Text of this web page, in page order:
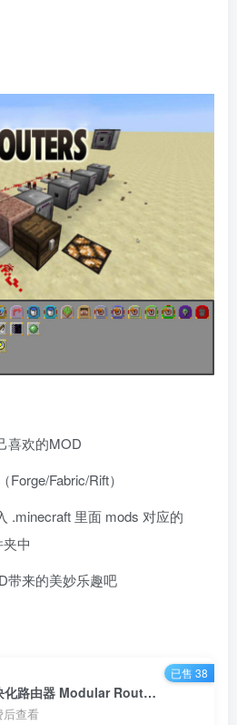
喜欢的MOD
Fabric/Rift）
.minecraft 里面 mods 对应的
中
带来的美妙乐趣吧
我的世界1.19-1.10.2模块化路由器 Modular Routers Mod
后查看
已售 38